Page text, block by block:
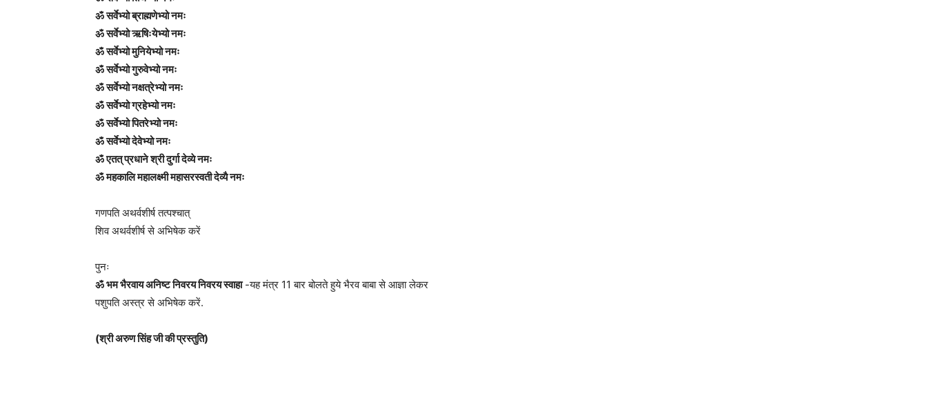
ॐ सर्वेभ्यो ब्राह्मणेभ्यो नमः
ॐ सर्वेभ्यो ऋषिःयेभ्यो नमः
ॐ सर्वेभ्यो मुनियेभ्यो नमः
ॐ सर्वेभ्यो गुरुवेभ्यो नमः
ॐ सर्वेभ्यो नक्षत्रेभ्यो नमः
ॐ सर्वेभ्यो ग्रहेभ्यो नमः
ॐ सर्वेभ्यो पितरेभ्यो नमः
ॐ सर्वेभ्यो देवेभ्यो नमः
ॐ एतत् प्रधाने श्री दुर्गा देव्ये नमः
ॐ महकालि महालक्ष्मी महासरस्वती देव्यै नमः
गणपति अथर्वशीर्ष तत्पश्चात्
शिव अथर्वशीर्ष से अभिषेक करें
पुनः
ॐ भम भैरवाय अनिष्ट निवरय निवरय स्वाहा-यह मंत्र 11 बार बोलते हुये भैरव बाबा से आज्ञा लेकर
पशुपति अस्त्र से अभिषेक करें.
(श्री अरुण सिंह जी की प्रस्तुति)